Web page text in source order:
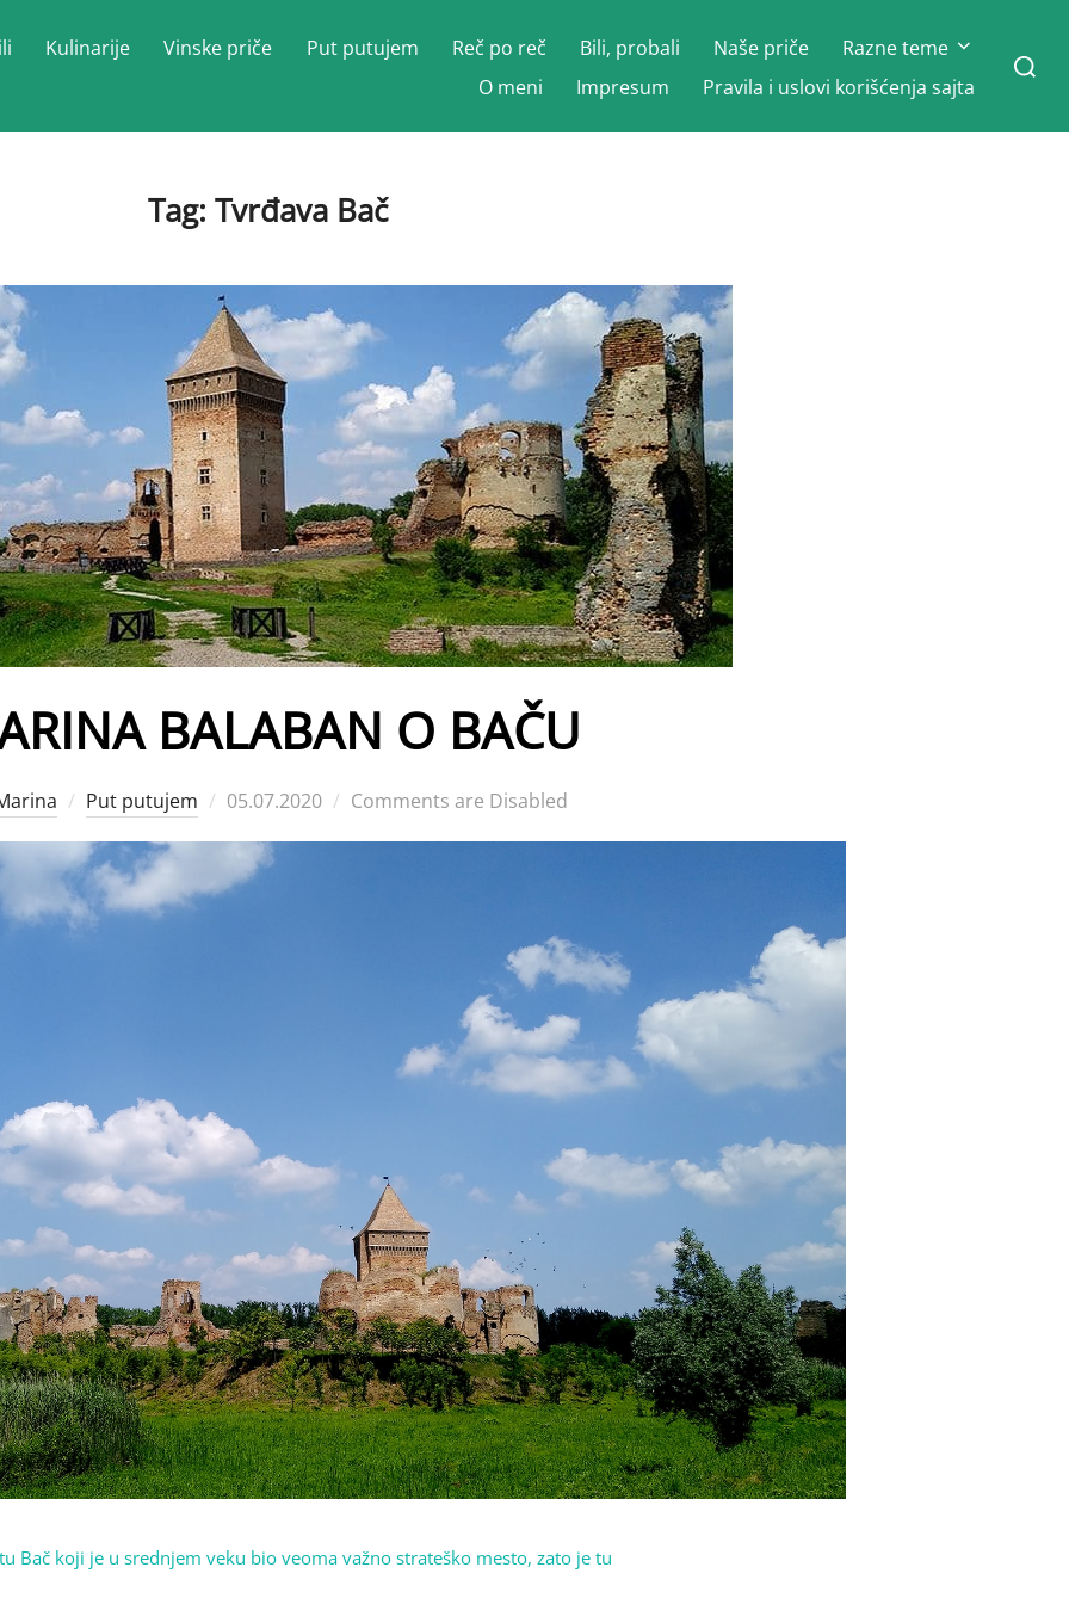
Kulinarije Vinske priče Put putujem Reč po reč Bili, probali Naše priče
Razne teme
O meni
Impresum Pravila i uslovi korišćenja sajta
Search
for:
Tag: Tvrđava Bač
BALABAN O BAČU
Put putujem
Posted
05.07.2020 Comments are Disabled
Bač koji je u srednjem veku bio veoma važno strateško mesto, zato je tu